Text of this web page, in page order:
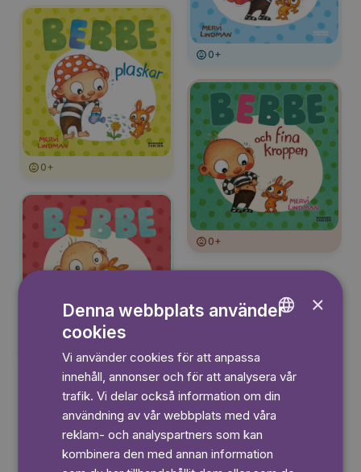
0+
0+
0+
Läs mer
×
Denna webbplats använder
cookies
Vi använder cookies för att anpassa
innehåll, annonser och för att analysera vår
trafik. Vi delar också information om din
användning av vår webbplats med våra
reklam- och analyspartners som kan
kombinera den med annan information